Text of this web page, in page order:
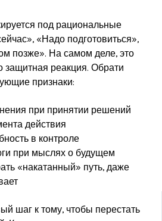
под рациональные
«Надо подготовиться»,
позже». На самом деле, это
защитная реакция. Обрати
признаки:
при принятии решений
действия
в контроле
при мыслях о будущем
«накатанный» путь, даже
шаг к тому, чтобы перестать